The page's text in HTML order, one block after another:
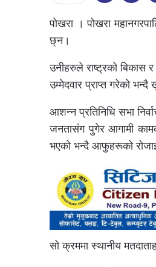
पोखरा । पोखरा
छ्न।
उनीहरुले राष्ट्रको बिकास र
उम्मेदवार प्राप्त गरेको
आशन्न प्रतिनिधि सभा
जनतासंग पुगेर आगामी
भएको भन्दै आफुहरूको
सो क्रममा स्थानीय